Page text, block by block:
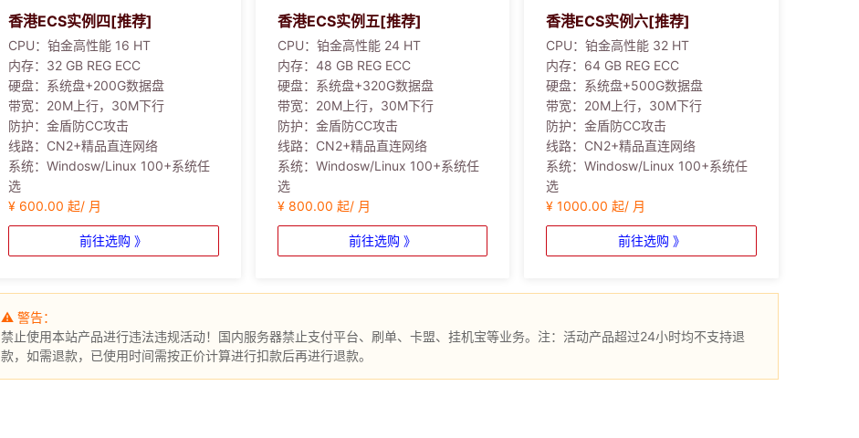
香港ECS实例四[推荐]
CPU： 铂金高性能 16 HT
内存： 32 GB REG ECC
硬盘： 系统盘+200G数据盘
带宽： 20M上行，30M下行
防护： 金盾防CC攻击
线路： CN2+精品直连网络
系统： Windosw/Linux 100+系统任
选
¥ 600.00 起/ 月
前往选购 》
香港ECS实例五[推荐]
CPU： 铂金高性能 24 HT
内存： 48 GB REG ECC
硬盘： 系统盘+320G数据盘
带宽： 20M上行，30M下行
防护： 金盾防CC攻击
线路： CN2+精品直连网络
系统： Windosw/Linux 100+系统任
选
¥ 800.00 起/ 月
前往选购 》
香港ECS实例六[推荐]
CPU：铂金高性能 32 HT
内存： 64 GB REG ECC
硬盘： 系统盘+500G数据盘
带宽： 20M上行，30M下行
防护：金盾防CC攻击
线路： CN2+精品直连网络
系统：Windosw/Linux 100+系统任
选
¥ 1000.00 起/ 月
前往选购 》
⚠ 警告：
禁止使用本站产品进行违法违规活动！国内服务器禁止支付平台、刷单、卡盟、挂机宝等业务。注：活动产品超过24小时均不支持退
款，如需退款，已使用时间需按正价计算进行扣款后再进行退款。